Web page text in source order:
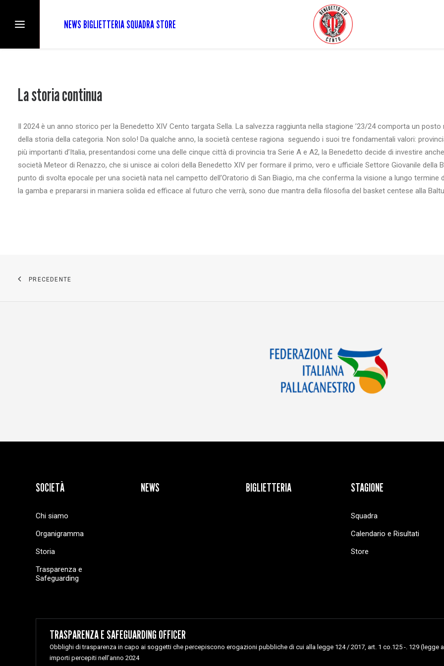
NEWS BIGLIETTERIA SQUADRA STORE
La storia continua
Il 2024 è un anno storico per la Benedetto XIV Cento targata Sella. La salvezza raggiunta nella stagione ’23/24 comporta un
della storia della categoria. Non solo! Da qualche anno, la società centese ragiona seguendo i suoi tre fondamentali valori:
più importanti d’Italia, presentandosi come una delle cinque città di provincia tra Serie A e A2, la Benedetto decide di investire
società Meteor di Renazzo, che si unisce ai colori della Benedetto XIV per formare il primo, vero e ufficiale Settore Giovanile della
punto di svolta epocale per una società nata nel campetto dell’Oratorio di San Biagio, ma che conferma la visione a lungo
la gamba e prepararsi in maniera solida ed efficace al futuro che verrà, sono due mantra della filosofia del basket centese alla
PRECEDENTE
SOCIETÀ
Chi siamo
Organigramma
Storia
Trasparenza e
Safeguarding
NEWS BIGLIETTERIA STAGIONE
Squadra
Calendario e Risultati
Store
TRASPARENZA E SAFEGUARDING OFFICER
Obblighi di trasparenza in capo ai soggetti che percepiscono erogazioni pubbliche di cui alla legge 124 / 2017, art. 1 co.125 -. 129 (legge
importi percepiti nell’anno 2024